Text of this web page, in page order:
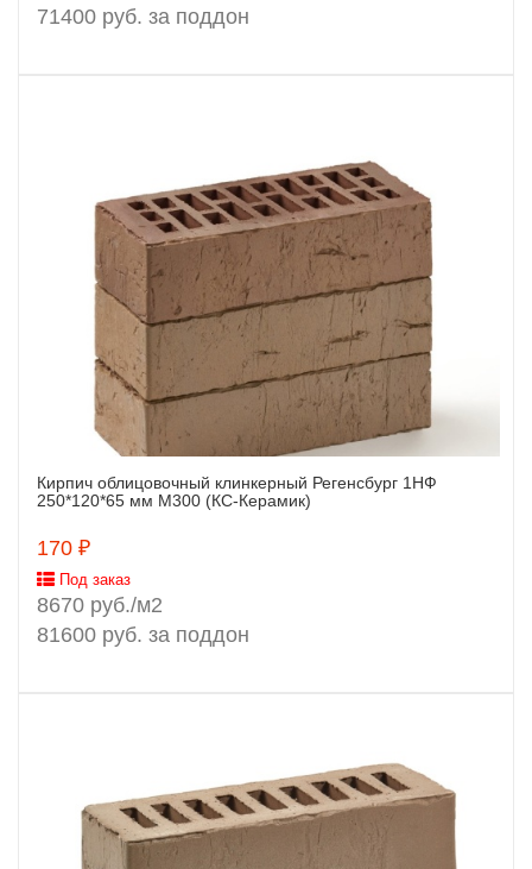
71400 руб. за поддон
Заказать
Кирпич облицовочный клинкерный Регенсбург 1НФ
250*120*65 мм М300 (КС-Керамик)
170 ₽
Под заказ
8670 руб./м2
81600 руб. за поддон